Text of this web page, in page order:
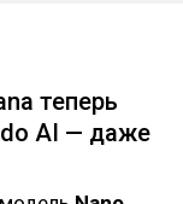
теперь
AI — даже